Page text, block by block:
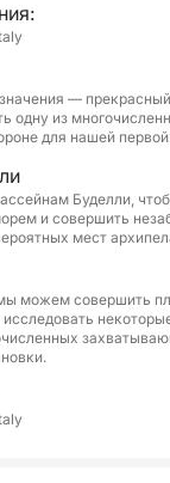
пляжами,
Сорая, где вы
вы можете
между
мире своей
на берег
пути.
будет
поплавать с
в окружении
и
—
одну из
для нашей
Буделли,
и совершить
мест
можем совершить